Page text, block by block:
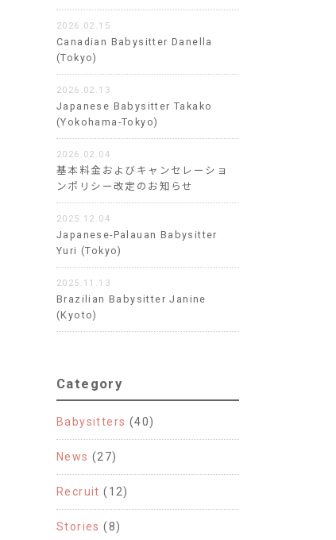
2026.02.15
Canadian Babysitter Danella
(Tokyo)
2026.02.13
Japanese Babysitter Takako
(Yokohama-Tokyo)
2026.02.04
基本料金およびキャンセレーショ
ンポリシー改定のお知らせ
2025.12.04
Japanese-Palauan Babysitter
Yuri (Tokyo)
2025.11.13
Brazilian Babysitter Janine
(Kyoto)
Category
Babysitters (40)
News (27)
Recruit (12)
Stories (8)